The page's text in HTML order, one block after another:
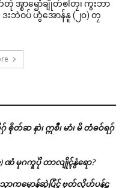
အ္စာၝောံချိုတ်ၜါတၠ၊ ကွးဘာ
ဒးဘဲဝပ် ဟွံအောန်နူ (၂၀) တၠ
တ်ဆ နာဲ၊ ဣစဳ၊ မာံ၊ မိ တံဓဝ်ရဂှ်
ဏံ မုဂကူပိုဲ တာလျိုၚ်နွံရော?
သၟာကမၠောန်ဆုဲပြံၚ် ဗၞတ်လၟိဟ်ပန်ဠ